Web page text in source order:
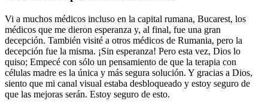
Vi a muchos médicos incluso en la capital rumana, Bucarest, los
médicos que me dieron esperanza y, al final, fue una gran
decepción. También visité a otros médicos de Rumania, pero la
decepción fue la misma. ¡Sin esperanza! Pero esta vez, Dios lo
quiso; Empecé con sólo un pensamiento de que la terapia con
células madre es la única y más segura solución. Y gracias a Dios,
siento que mi canal visual estaba desbloqueado y estoy seguro de
que las mejoras serán. Estoy seguro de esto.